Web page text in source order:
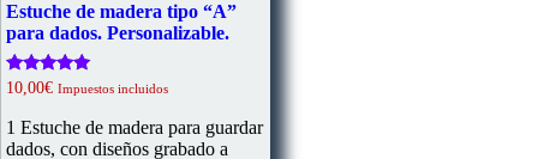
Estuche de madera tipo “A”
para dados. Personalizable.
Valorado
con
5.00
de 5
10,00€ Impuestos incluidos
1 Estuche de madera para guardar
dados, con diseños grabado a